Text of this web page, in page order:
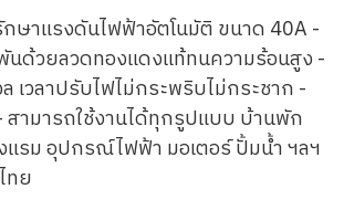
ษาแรงดันไฟฟ้าอัตโนมัติ ขนาด 40A -
นด้วยลวดทองแดงแท้ทนความร้อนสูง -
เวลาปรับไฟไม่กระพริบไม่กระชาก -
สามารถใช้งานได้ทุกรูปแบบ บ้านพัก
แรม อุปกรณ์ไฟฟ้า มอเตอร์ ปั้มน้ำ ฯลฯ
ทย